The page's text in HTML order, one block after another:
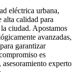
eléctrica urbana,
alta calidad para
ciudad. Apostamos
avanzadas,
garantizar
es
experto